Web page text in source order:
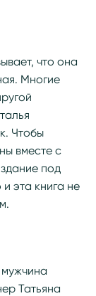
что она
Многие
Чтобы
вместе с
под
эта книга не
Татьяна